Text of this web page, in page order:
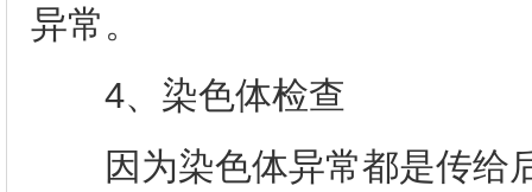
异常。
4、染色体检查
因为染色体异常都是传给